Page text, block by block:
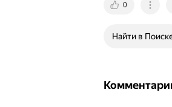
0
Найти в